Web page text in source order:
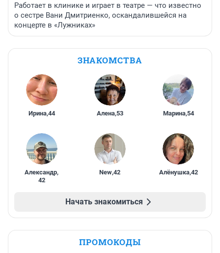
Работает в клинике и играет в театре — что известно
о сестре Вани Дмитриенко, оскандалившейся на
концерте в «Лужниках»
ЗНАКОМСТВА
Ирина,44 Алена,53 Марина,54
Александр,
42
New,42 Алёнушка,42
Начать знакомиться
ПРОМОКОДЫ